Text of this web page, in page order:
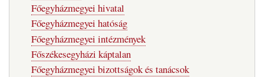
Főegyházmegyei hivatal
Főegyházmegyei hatóság
Főegyházmegyei intézmények
Főszékesegyházi káptalan
Főegyházmegyei bizottságok és tanácsok